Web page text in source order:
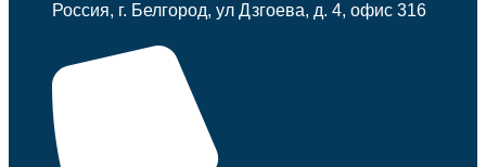
Россия, г. Белгород, ул Дзгоева, д. 4, офис 316